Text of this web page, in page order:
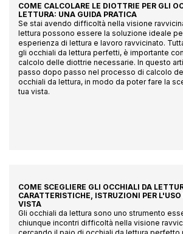
COME CALCOLARE LE DIOTTRIE PER GLI
LETTURA: UNA GUIDA PRATICA
Se stai avendo difficoltà nella visione
lettura possono essere la soluzione ideale
esperienza di lettura e lavoro ravvicinato.
gli occhiali da lettura perfetti, è importante
calcolo delle diottrie necessarie. In questo
passo dopo passo nel processo di calcolo
occhiali da lettura, in modo da poter fare la
tua vista.
COME SCEGLIERE GLI OCCHIALI DA
CARATTERISTICHE, ISTRUZIONI PER L'USO
VISTA
Gli occhiali da lettura sono uno strumento
chiunque incontri difficoltà nella visione